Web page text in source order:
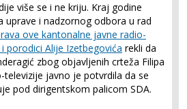
više se i ne kriju. Kraj godine
i nadzornog odbora u rad
ove kantonalne javne radio-
porodici Alije Izetbegovića rekli da
zbog objavljenih crteža Filipa
javno je potvrdila da se
pod dirigentskom palicom SDA.